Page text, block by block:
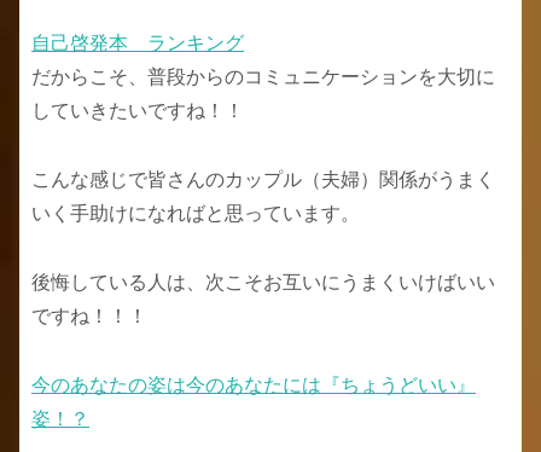
自己啓発本 ランキング
だからこそ、普段からのコミュニケーションを大切に
していきたいですね！！
こんな感じで皆さんのカップル（夫婦）関係がうまく
いく手助けになればと思っています。
後悔している人は、次こそお互いにうまくいけばいい
ですね！！！
今のあなたの姿は今のあなたには『ちょうどいい』
姿！？